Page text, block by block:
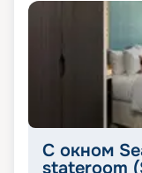
С окном
stateroom